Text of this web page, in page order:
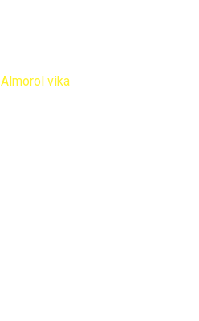
Almorol vika